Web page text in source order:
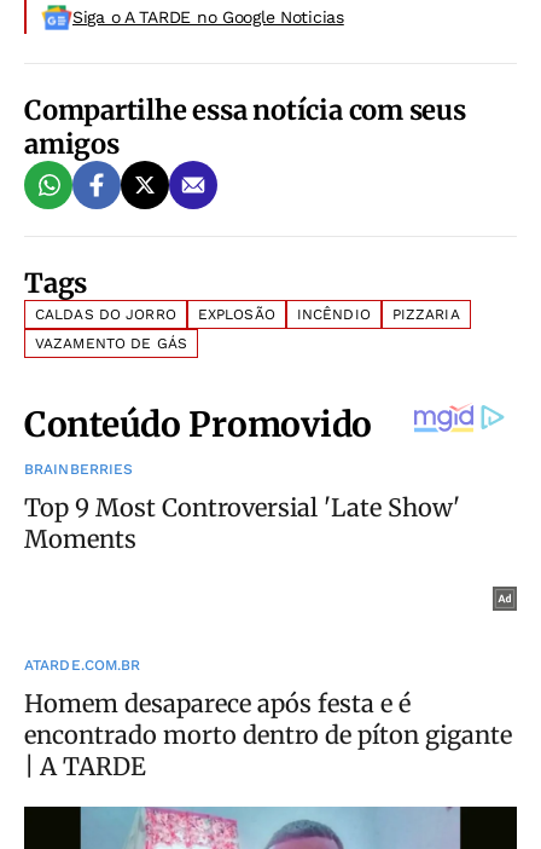
Siga o A TARDE no Google Noticias
Compartilhe essa notícia com seus
amigos
Tags
CALDAS DO JORRO EXPLOSÃO INCÊNDIO
PIZZARIA
VAZAMENTO DE GÁS